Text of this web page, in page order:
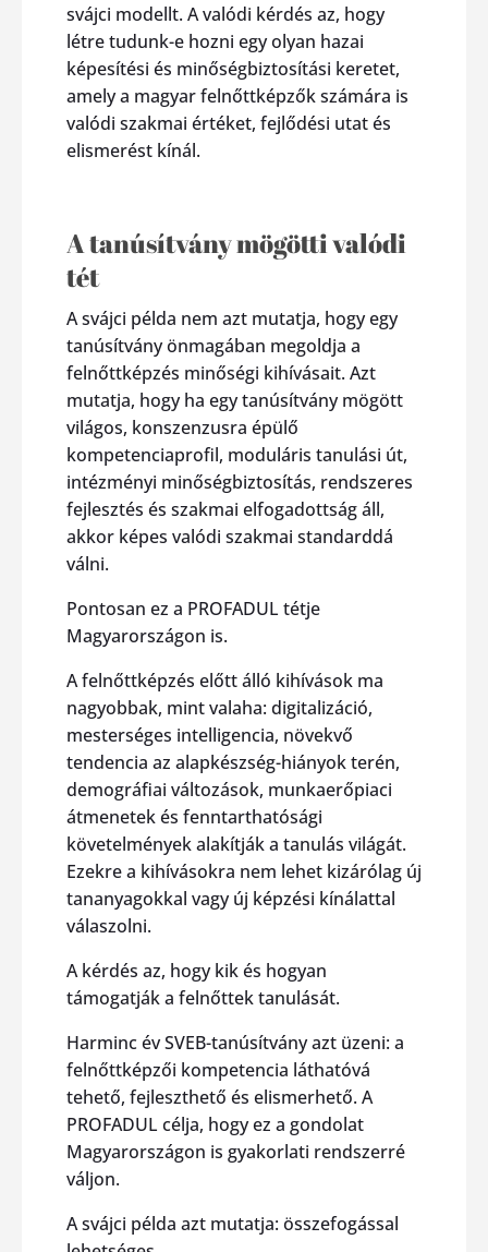
svájci modellt. A valódi kérdés az, hogy
létre tudunk-e hozni egy olyan hazai
képesítési és minőségbiztosítási keretet,
amely a magyar felnőttképzők számára is
valódi szakmai értéket, fejlődési utat és
elismerést kínál.
A tanúsítvány mögötti valódi
tét
A svájci példa nem azt mutatja, hogy egy
tanúsítvány önmagában megoldja a
felnőttképzés minőségi kihívásait. Azt
mutatja, hogy ha egy tanúsítvány mögött
világos, konszenzusra épülő
kompetenciaprofil, moduláris tanulási út,
intézményi minőségbiztosítás, rendszeres
fejlesztés és szakmai elfogadottság áll,
akkor képes valódi szakmai standarddá
válni.
Pontosan ez a PROFADUL tétje
Magyarországon is.
A felnőttképzés előtt álló kihívások ma
nagyobbak, mint valaha: digitalizáció,
mesterséges intelligencia, növekvő
tendencia az alapkészség-hiányok terén,
demográfiai változások, munkaerőpiaci
átmenetek és fenntarthatósági
követelmények alakítják a tanulás világát.
Ezekre a kihívásokra nem lehet kizárólag új
tananyagokkal vagy új képzési kínálattal
válaszolni.
A kérdés az, hogy kik és hogyan
támogatják a felnőttek tanulását.
Harminc év SVEB-tanúsítvány azt üzeni: a
felnőttképzői kompetencia láthatóvá
tehető, fejleszthető és elismerhető. A
PROFADUL célja, hogy ez a gondolat
Magyarországon is gyakorlati rendszerré
váljon.
A svájci példa azt mutatja: összefogással